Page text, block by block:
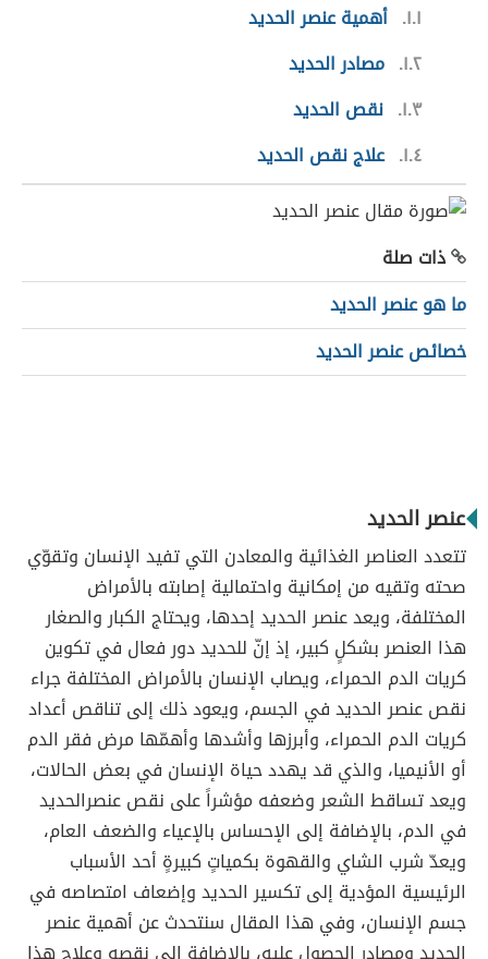
١.١ أهمية عنصر الحديد
١.٢ مصادر الحديد
١.٣ نقص الحديد
١.٤ علاج نقص الحديد
ذات صلة
ما هو عنصر الحديد
خصائص عنصر الحديد
عنصر الحديد
تتعدد العناصر الغذائية والمعادن التي تفيد الإنسان وتقوّي
صحته وتقيه من إمكانية واحتمالية إصابته بالأمراض
المختلفة، ويعد عنصر الحديد إحدها، ويحتاج الكبار والصغار
هذا العنصر بشكلٍ كبير، إذ إنّ للحديد دور فعال في تكوين
كريات الدم الحمراء، ويصاب الإنسان بالأمراض المختلفة جراء
نقص عنصر الحديد في الجسم، ويعود ذلك إلى تناقص أعداد
كريات الدم الحمراء، وأبرزها وأشدها وأهمّها مرض فقر الدم
أو الأنيميا، والذي قد يهدد حياة الإنسان في بعض الحالات،
ويعد تساقط الشعر وضعفه مؤشراً على نقص عنصرالحديد
في الدم، بالإضافة إلى الإحساس بالإعياء والضعف العام،
ويعدّ شرب الشاي والقهوة بكمياتٍ كبيرةٍ أحد الأسباب
الرئيسية المؤدية إلى تكسير الحديد وإضعاف امتصاصه في
جسم الإنسان، وفي هذا المقال سنتحدث عن أهمية عنصر